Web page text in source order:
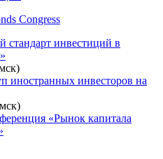
Congress
инвестиций в
иностранных инвесторов на